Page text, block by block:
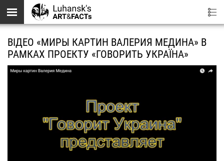
Перейти до основного вмісту
ВІДЕО «МИРЫ КАРТИН ВАЛЕРИЯ МЕДИНА» В
РАМКАХ ПРОЕКТУ «ГОВОРИТЬ УКРАЇНА»